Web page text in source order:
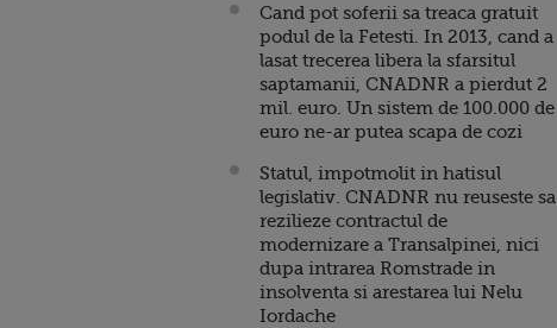
Cand pot soferii sa treaca gratuit
podul de la Fetesti. In 2013, cand a
lasat trecerea libera la sfarsitul
saptamanii, CNADNR a pierdut 2
mil. euro. Un sistem de 100.000 de
euro ne-ar putea scapa de cozi
Statul, impotmolit in hatisul
legislativ. CNADNR nu reuseste sa
rezilieze contractul de
modernizare a Transalpinei, nici
dupa intrarea Romstrade in
insolventa si arestarea lui Nelu
Iordache